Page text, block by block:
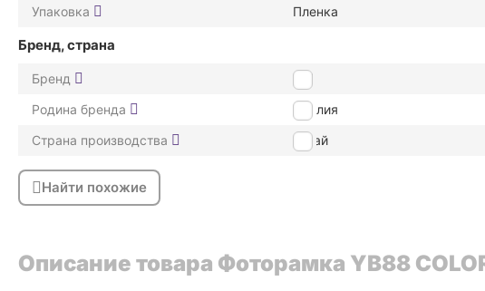
Упаковка Пленка
Бренд, страна
Бренд
ZEP
Родина бренда
Италия
Страна производства
Китай
Найти похожие
Описание товара Фоторамка YB88